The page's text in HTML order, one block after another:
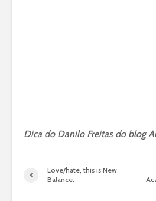
Dica do Danilo Freitas do blog
Love/hate, this is New
Balance.